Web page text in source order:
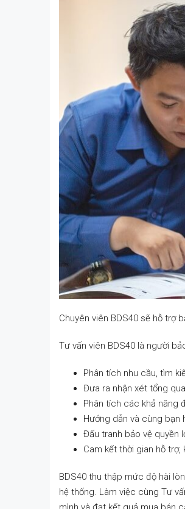
Chuyên viên BDS40 sẽ hỗ trợ
Tư vấn viên BDS40 là người
Phân tích nhu cầu, tìm
Đưa ra nhận xét tổng
Phân tích các khả năng
Hướng dẫn và cùng
Đấu tranh bảo vệ quyền
Cam kết thời gian hỗ
BDS40 thu thập mức độ hài
hệ thống. Làm việc cùng Tư